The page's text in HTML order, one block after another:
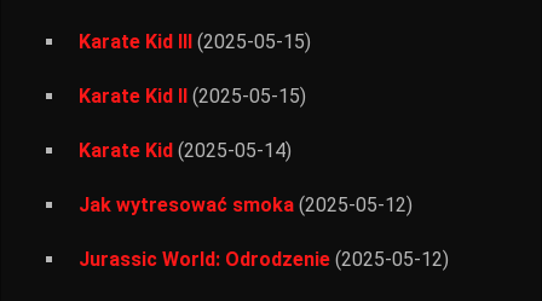
Karate Kid III (2025-05-15)
Karate Kid II (2025-05-15)
Karate Kid (2025-05-14)
Jak wytresować smoka (2025-05-12)
Jurassic World: Odrodzenie (2025-05-12)